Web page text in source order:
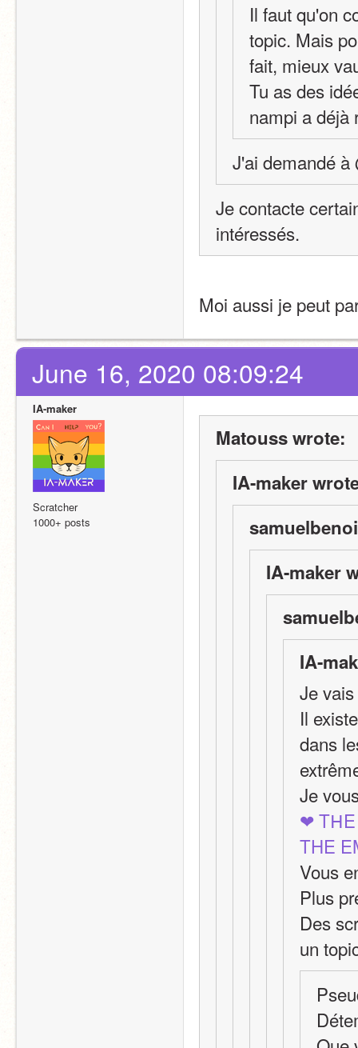
Il faut qu'on
topic. Mais
fait, mieux
Tu as des
nampi a déjà
J'ai demandé à
Je contacte
intéressés.
Moi aussi je peut
June 16, 2020 08:09:24
IA-maker
Scratcher
1000+ posts
Matouss wrote:
IA-maker
IA-maker
IA-
Je
Il
dans
Je
❤
THE
Vous
Plus
Des
un